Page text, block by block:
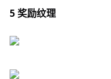
5 奖励纹理